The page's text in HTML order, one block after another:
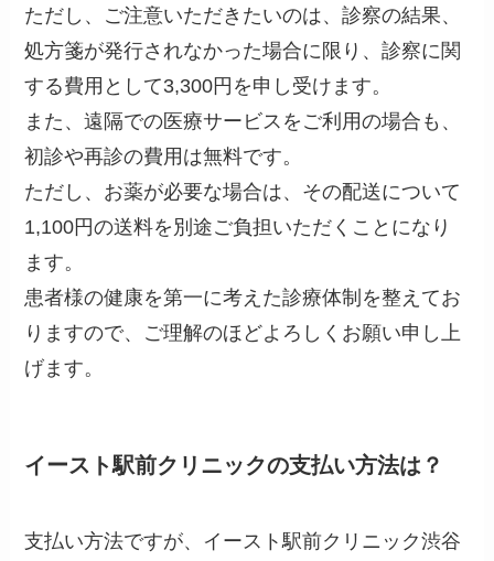
ただし、ご注意いただきたいのは、診察の結果、
処方箋が発行されなかった場合に限り、診察に関
する費用として3,300円を申し受けます。
また、遠隔での医療サービスをご利用の場合も、
初診や再診の費用は無料です。
ただし、お薬が必要な場合は、その配送について
1,100円の送料を別途ご負担いただくことになり
ます。
患者様の健康を第一に考えた診療体制を整えてお
りますので、ご理解のほどよろしくお願い申し上
げます。
イースト駅前クリニックの支払い方法は？
支払い方法ですが、イースト駅前クリニック渋谷